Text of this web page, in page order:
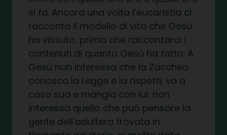
si fa. Ancora una volta l’eucaristia ci
racconta il modello di vita che Gesù
ha vissuto, prima che raccontarci i
contenuti di quanto Gesù ha fatto. A
Gesù non interessa che la Zaccheo
conosca la Legge e la rispetti, va a
casa sua e mangia con lui; non
interessa quello che può pensare la
gente dell’adultera trovata in